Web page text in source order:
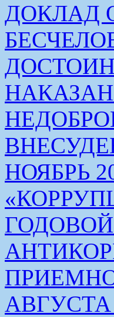
ДОКЛАД
НОЯБРЬ
АВГУСТА